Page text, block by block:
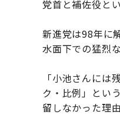
党首と補佐役と
新進党は98年に
水面下での猛烈
「小池さんに
ク・比例」とい
留しなかった理